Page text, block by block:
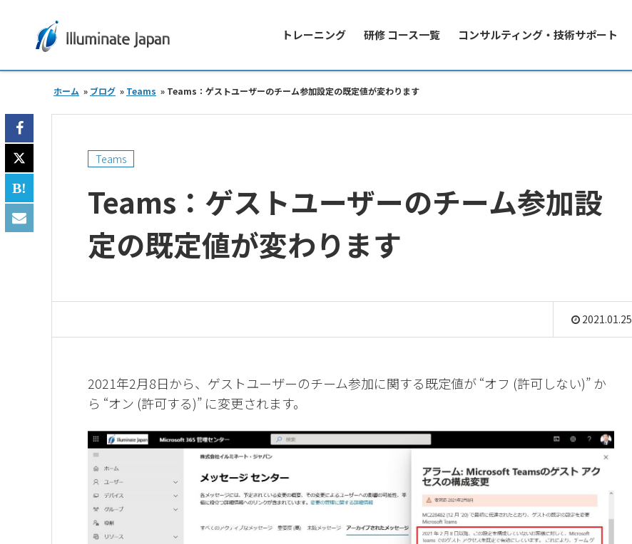
トレーニング 研修 コース一覧 コンサルティング・技術サポート
ホーム » ブログ » Teams » Teams：ゲストユーザーのチーム参加設定の既定値が変わります
Teams
Teams：ゲストユーザーのチーム参加設
定の既定値が変わります
2021.01.25
2021年2月8日から、ゲストユーザーのチーム参加に関する既定値が “オフ (許可しない)” か
ら “オン (許可する)” に変更されます。